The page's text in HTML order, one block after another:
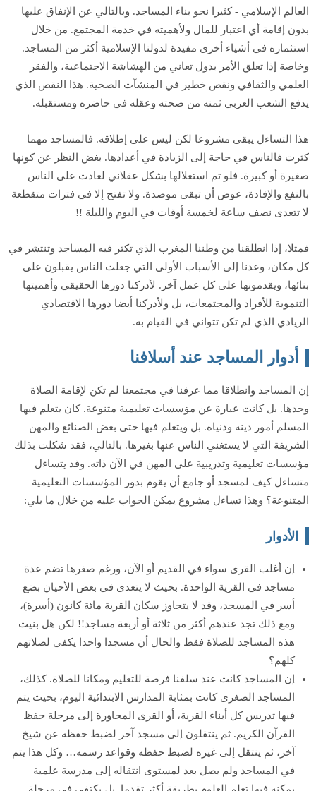
العالم الإسلامي - كثيرا نحو بناء المساجد. وبالتالي عن الإنفاق عليها
بدون إقامة أي اعتبار للمال ولأهميته في خدمة المجتمع. من خلال
استثماره في أشياء أخرى مفيدة لدولنا الإسلامية أكثر من المساجد.
وخاصة إذا تعلق الأمر بدول تعاني من الهشاشة الاجتماعية، والفقر
العلمي والثقافي ونقص خطير في المنشآت الصحية. هذا النقص الذي
يدفع الشعب العربي ثمنه من صحته وعقله في حاضره ومستقبله.
هذا التساءل يبقى مشروعا لكن ليس على إطلاقه. فالمساجد مهما
كثرت فالناس في حاجة إلى الزيادة في أعدادها. بغض النظر عن كونها
صغيرة أو كبيرة. فلو تم استغلالها بشكل عقلاني لعادت على الناس
بالنفع والإفادة، عوض أن تبقى موصدة. ولا تفتح إلا في فترات متقطعة
لا تتعدى نصف ساعة لخمسة أوقات في اليوم والليلة !!
فمثلا، إذا انطلقنا من وطننا المغرب الذي تكثر فيه المساجد وتنتشر في
كل مكان، وعدنا إلى الأسباب الأولى التي جعلت الناس يقبلون على
بنائها، ويقدمونها على كل عمل آخر. لأدركنا دورها الحقيقي وأهميتها
التنموية للأفراد والمجتمعات، بل ولأدركنا أيضا دورها الاقتصادي
الريادي الذي لم تكن تتواني في القيام به.
أدوار المساجد عند أسلافنا
إن المساجد وانطلاقا مما عرفنا في مجتمعنا لم تكن لإقامة الصلاة
وحدها. بل كانت عبارة عن مؤسسات تعليمية متنوعة. كان يتعلم فيها
المسلم أمور دينه ودنياه. بل ويتعلم فيها حتى بعض الصنائع والمهن
الشريفة التي لا يستغني الناس عنها بغيرها. بالتالي، فقد شكلت بذلك
مؤسسات تعليمية وتدريبية على المهن في الآن ذاته. وقد يتساءل
متساءل كيف لمسجد أو جامع أن يقوم بدور المؤسسات التعليمية
المتنوعة؟ وهذا تساءل مشروع يمكن الجواب عليه من خلال ما يلي:
الأدوار
إن أغلب القرى سواء في القديم أو الآن، ورغم صغرها تضم عدة
مساجد في القرية الواحدة. بحيث لا يتعدى في بعض الأحيان بضع
أسر في المسجد، وقد لا يتجاوز سكان القرية مائة كانون (أسرة)،
ومع ذلك تجد عندهم أكثر من ثلاثة أو أربعة مساجد!! لكن هل بنيت
هذه المساجد للصلاة فقط والحال أن مسجدا واحدا يكفي لصلاتهم
كلهم؟
إن المساجد كانت عند سلفنا فرصة للتعليم ومكانا للصلاة. كذلك،
المساجد الصغرى كانت بمثابة المدارس الابتدائية اليوم، بحيث يتم
فيها تدريس كل أبناء القرية، أو القرى المجاورة إلى مرحلة حفظ
القرآن الكريم. ثم ينتقلون إلى مسجد آخر لضبط حفظه عن شيخ
آخر، ثم ينتقل إلى غيره لضبط حفظه وقواعد رسمه… وكل هذا يتم
في المساجد ولم يصل بعد لمستوى انتقاله إلى مدرسة علمية